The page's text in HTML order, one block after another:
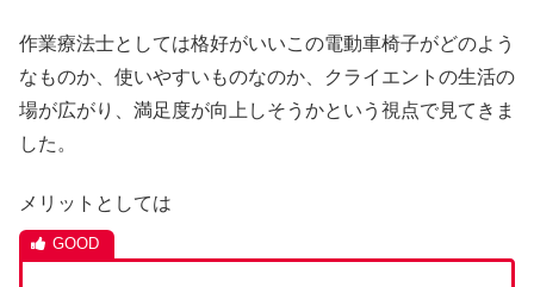
作業療法士としては格好がいいこの電動車椅子がどのよう
なものか、使いやすいものなのか、クライエントの生活の
場が広がり、満足度が向上しそうかという視点で見てきま
した。
メリットとしては